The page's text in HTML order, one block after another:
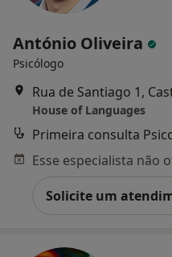
António Oliveira
Psicólogo
Rua de Santiago 1,
House of Languages
Primeira consulta
Solicite um